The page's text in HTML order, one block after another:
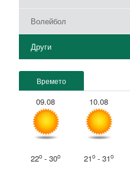
Волейбол
Други
Времето
09.08
22o - 30o
10.08
21o - 31o